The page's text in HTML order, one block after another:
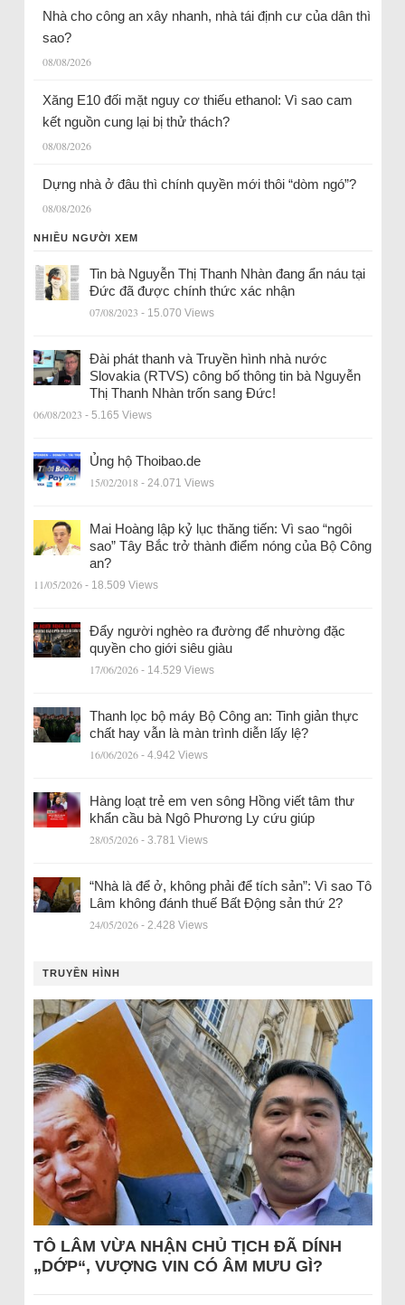
Nhà cho công an xây nhanh, nhà tái định cư của dân thì
sao?
08/08/2026
Xăng E10 đối mặt nguy cơ thiếu ethanol: Vì sao cam
kết nguồn cung lại bị thử thách?
08/08/2026
Dựng nhà ở đâu thì chính quyền mới thôi “dòm ngó”?
08/08/2026
NHIỀU NGƯỜI XEM
Tin bà Nguyễn Thị Thanh Nhàn đang ẩn náu tại
Đức đã được chính thức xác nhận
07/08/2023 - 15.070 Views
Đài phát thanh và Truyền hình nhà nước
Slovakia (RTVS) công bố thông tin bà Nguyễn
Thị Thanh Nhàn trốn sang Đức!
06/08/2023 - 5.165 Views
Ủng hộ Thoibao.de
15/02/2018 - 24.071 Views
Mai Hoàng lập kỷ lục thăng tiến: Vì sao “ngôi
sao” Tây Bắc trở thành điểm nóng của Bộ Công
an?
11/05/2026 - 18.509 Views
Đẩy người nghèo ra đường để nhường đặc
quyền cho giới siêu giàu
17/06/2026 - 14.529 Views
Thanh lọc bộ máy Bộ Công an: Tinh giản thực
chất hay vẫn là màn trình diễn lấy lệ?
16/06/2026 - 4.942 Views
Hàng loạt trẻ em ven sông Hồng viết tâm thư
khẩn cầu bà Ngô Phương Ly cứu giúp
28/05/2026 - 3.781 Views
“Nhà là để ở, không phải để tích sản”: Vì sao Tô
Lâm không đánh thuế Bất Động sản thứ 2?
24/05/2026 - 2.428 Views
TRUYỀN HÌNH
TÔ LÂM VỪA NHẬN CHỦ TỊCH ĐÃ DÍNH
„DỚP“, VƯỢNG VIN CÓ ÂM MƯU GÌ?